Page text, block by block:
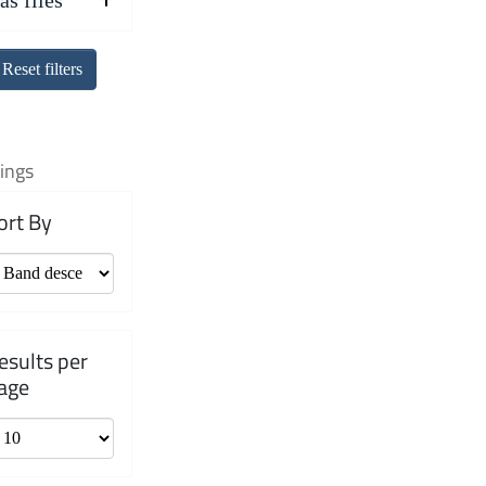
Reset filters
By
per